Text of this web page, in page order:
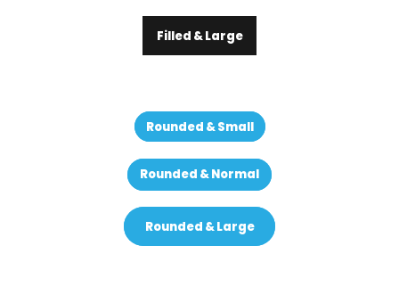
Filled & Large
Rounded & Small
Rounded & Normal
Rounded & Large